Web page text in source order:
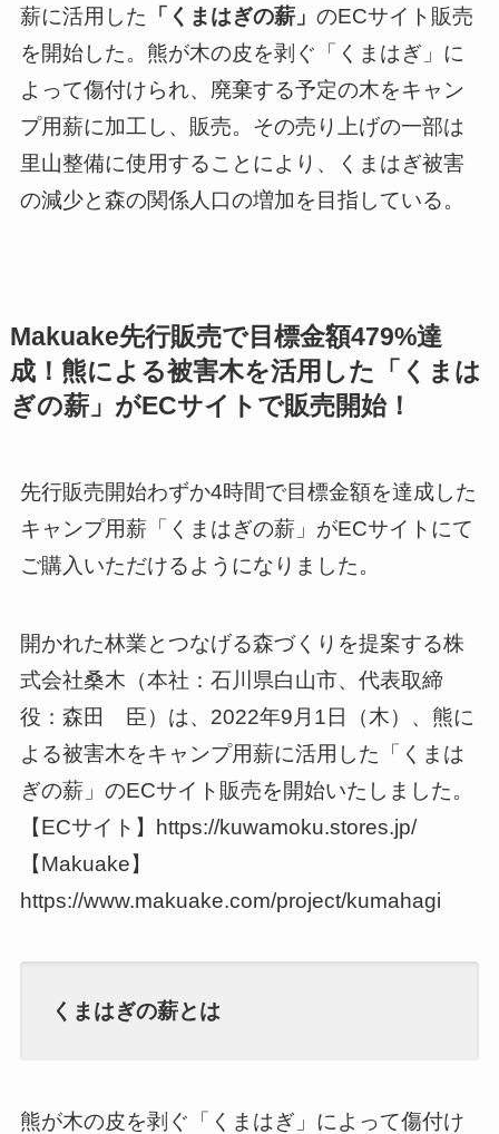
薪に活用した 「くまはぎの薪」 のECサイト販売
を開始した。熊が木の皮を剥ぐ「くまはぎ」に
よって傷付けられ、廃棄する予定の木をキャン
プ用薪に加工し、販売。その売り上げの一部は
里山整備に使用することにより、くまはぎ被害
の減少と森の関係人口の増加を目指している。
Makuake先行販売で目標金額479%達
成！熊による被害木を活用した「くまは
ぎの薪」がECサイトで販売開始！
先行販売開始わずか4時間で目標金額を達成した
キャンプ用薪「くまはぎの薪」がECサイトにて
ご購入いただけるようになりました。
開かれた林業とつなげる森づくりを提案する株
式会社桑木（本社：石川県白山市、代表取締
役：森田 臣）は、2022年9月1日（木）、熊に
よる被害木をキャンプ用薪に活用した「くまは
ぎの薪」のECサイト販売を開始いたしました。
【ECサイト】https://kuwamoku.stores.jp/
【Makuake】
https://www.makuake.com/project/kumahagi
くまはぎの薪とは
熊が木の皮を剥ぐ「くまはぎ」によって傷付け